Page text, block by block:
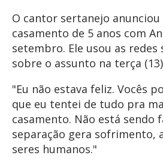
O cantor sertanejo
casamento de 5 anos com
setembro. Ele usou as
sobre o assunto na terça
"Eu não estava feliz. Vocês
que eu tentei de tudo pra
casamento. Não está sendo
separação gera sofrimento,
seres humanos."